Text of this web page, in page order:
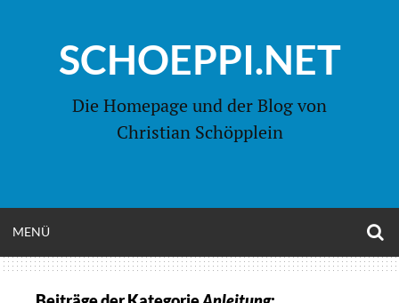
springenSCHOEPPI.NET
Die Homepage und der Blog von
Christian Schöpplein
MENÜ